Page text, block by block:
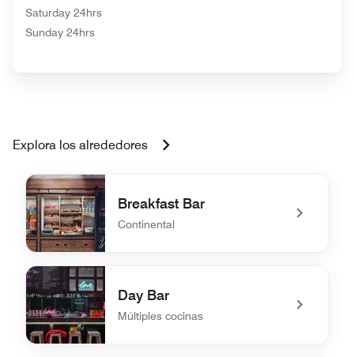
Saturday 24hrs
Sunday 24hrs
Explora los alrededores
Breakfast Bar
Continental
undefined Breakfast Bar
Day Bar
Múltiples cocinas